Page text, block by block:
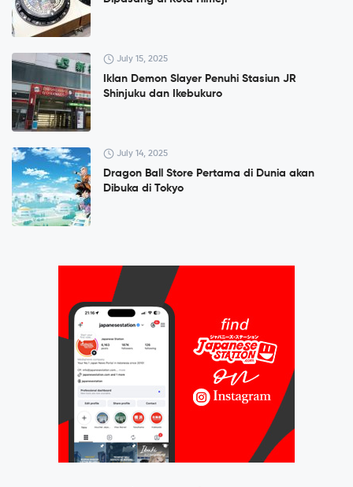
July 15, 2025
Iklan Demon Slayer Penuhi Stasiun JR
Shinjuku dan Ikebukuro
July 14, 2025
Dragon Ball Store Pertama di Dunia akan
Dibuka di Tokyo